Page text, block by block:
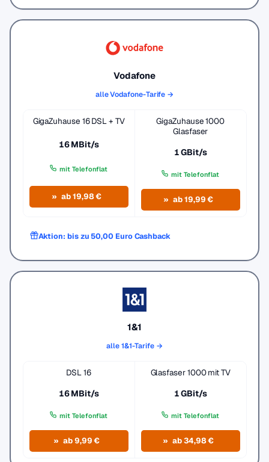
Vodafone
alle Vodafone-Tarife →
GigaZuhause 16 DSL + TV
16 MBit/s
mit Telefonflat
ab 19,98 €
GigaZuhause 1000
Glasfaser
1 GBit/s
mit Telefonflat
ab 19,99 €
Aktion: bis zu 50,00 Euro Cashback
1&1
alle 1&1-Tarife →
DSL 16
16 MBit/s
mit Telefonflat
ab 9,99 €
Glasfaser 1000 mit TV
1 GBit/s
mit Telefonflat
ab 34,98 €